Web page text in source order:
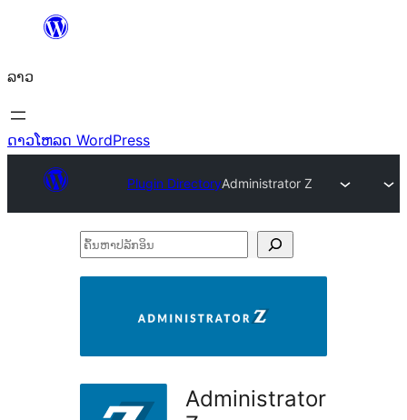
ທີ່
ເນື້ອຫາ
ລາວ
ດາວໂຫລດ WordPress
Plugin DirectoryAdministrator Z
ຄົ້ນ
ອິນ
Administrator